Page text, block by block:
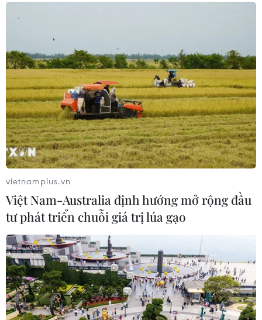
vietnamplus.vn
Việt Nam-Australia định hướng mở rộng đầu
tư phát triển chuỗi giá trị lúa gạo